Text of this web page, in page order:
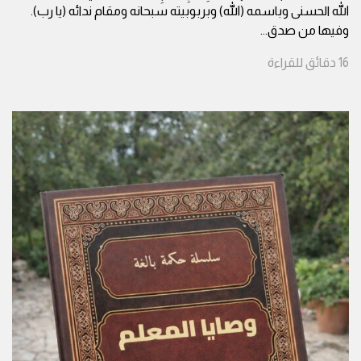
الله الحسنى وباسمه (الله) وبربوبيته سبحانه ومقام ندائه (يا رب).
وفيها من صدق...
16 دقائق للقراءة